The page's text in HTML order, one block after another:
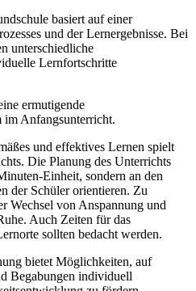
basiert auf einer
und der Lernergebnisse. Bei
unterschiedliche
Lernfortschritte
ermutigende
im Anfangsunterricht.
und effektives Lernen spielt
Die Planung des Unterrichts
Einheit, sondern an den
der Schüler orientieren. Zu
Wechsel von Anspannung und
Auch Zeiten für das
sollten bedacht werden.
bietet Möglichkeiten, auf
Begabungen individuell